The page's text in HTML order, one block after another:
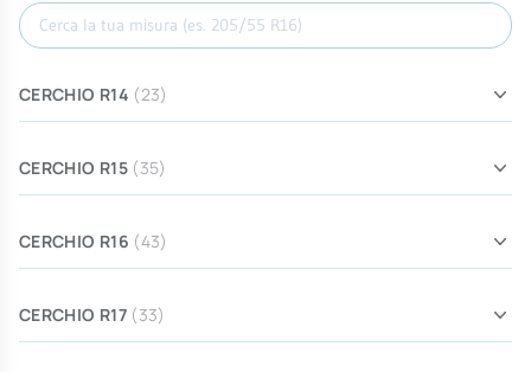
Cerca misura
CERCHIO R14 (23)
CERCHIO R15 (35)
CERCHIO R16 (43)
CERCHIO R17 (33)